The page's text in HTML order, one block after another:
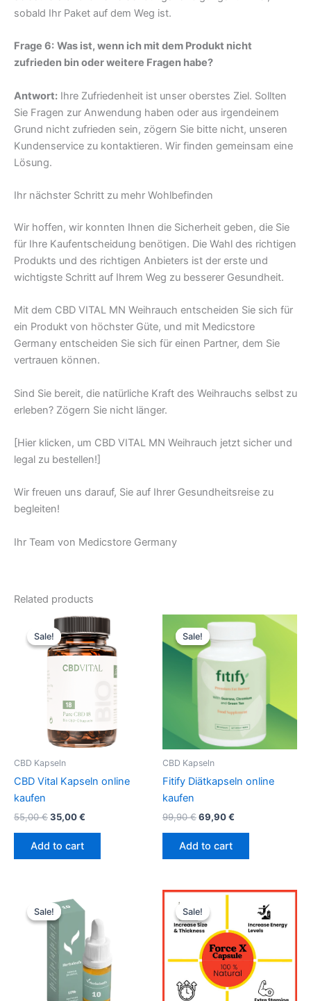
sobald Ihr Paket auf dem Weg ist.
Frage 6: Was ist, wenn ich mit dem Produkt nicht
zufrieden bin oder weitere Fragen habe?
Antwort: Ihre Zufriedenheit ist unser oberstes Ziel. Sollten
Sie Fragen zur Anwendung haben oder aus irgendeinem
Grund nicht zufrieden sein, zögern Sie bitte nicht, unseren
Kundenservice zu kontaktieren. Wir finden gemeinsam eine
Lösung.
Ihr nächster Schritt zu mehr Wohlbefinden
Wir hoffen, wir konnten Ihnen die Sicherheit geben, die Sie
für Ihre Kaufentscheidung benötigen. Die Wahl des richtigen
Produkts und des richtigen Anbieters ist der erste und
wichtigste Schritt auf Ihrem Weg zu besserer Gesundheit.
Mit dem CBD VITAL MN Weihrauch entscheiden Sie sich für
ein Produkt von höchster Güte, und mit Medicstore
Germany entscheiden Sie sich für einen Partner, dem Sie
vertrauen können.
Sind Sie bereit, die natürliche Kraft des Weihrauchs selbst zu
erleben? Zögern Sie nicht länger.
[Hier klicken, um CBD VITAL MN Weihrauch jetzt sicher und
legal zu bestellen!]
Wir freuen uns darauf, Sie auf Ihrer Gesundheitsreise zu
begleiten!
Ihr Team von Medicstore Germany
Related products
Sale!
Sale!
CBD Kapseln
CBD Vital Kapseln online
kaufen
55,00€
Original
price
was:
55,00 €.
35,00€
Current
price
is:
35,00 €.
Add to cart
Sale!
Sale!
CBD Kapseln
Fitify Diätkapseln online
kaufen
99,90€
Original
price
was:
99,90 €.
69,90€
Current
price
is:
69,90 €.
Add to cart
Sale!
Sale!price
was:
69,00 €.
is:
39,00 €.
Sale!
Sale!
Original
price
was:
79,95 €.
Current
59,95 €.